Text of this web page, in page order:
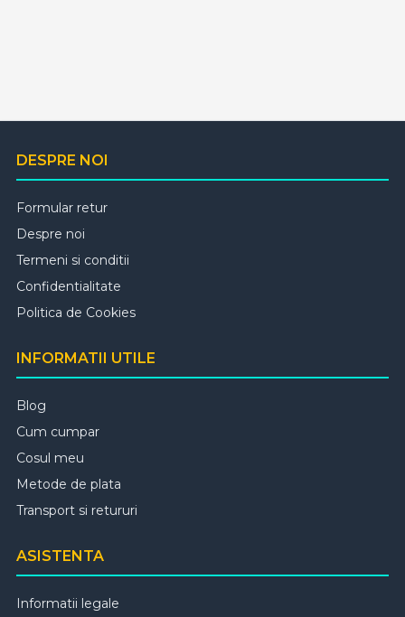
DESPRE NOI
Formular retur
Despre noi
Termeni si conditii
Confidentialitate
Politica de Cookies
INFORMATII UTILE
Blog
Cum cumpar
Cosul meu
Metode de plata
Transport si retururi
ASISTENTA
Informatii legale